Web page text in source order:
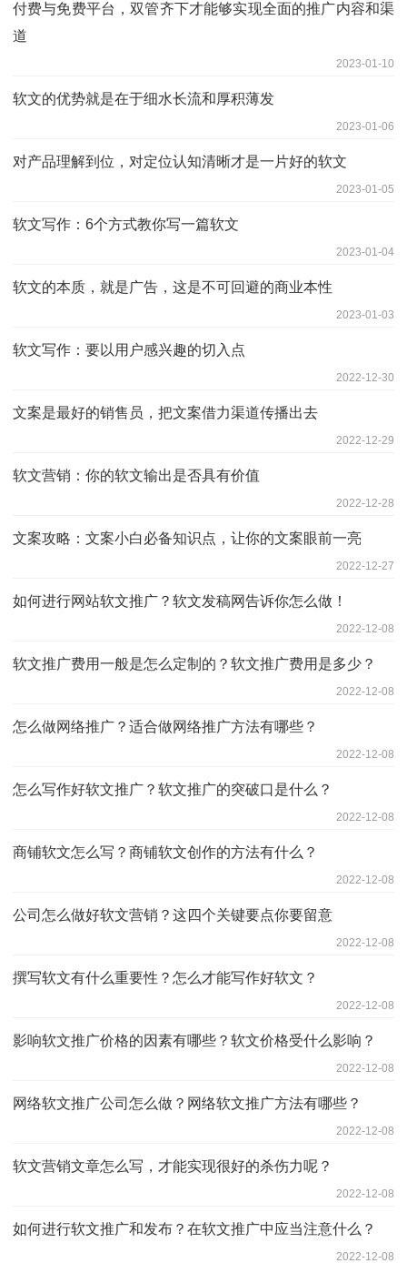
付费与免费平台，双管齐下才能够实现全面的推广内容和渠
道
2023-01-10
软文的优势就是在于细水长流和厚积薄发
2023-01-06
对产品理解到位，对定位认知清晰才是一片好的软文
2023-01-05
软文写作：6个方式教你写一篇软文
2023-01-04
软文的本质，就是广告，这是不可回避的商业本性
2023-01-03
软文写作：要以用户感兴趣的切入点
2022-12-30
文案是最好的销售员，把文案借力渠道传播出去
2022-12-29
软文营销：你的软文输出是否具有价值
2022-12-28
文案攻略：文案小白必备知识点，让你的文案眼前一亮
2022-12-27
如何进行网站软文推广？软文发稿网告诉你怎么做！
2022-12-08
软文推广费用一般是怎么定制的？软文推广费用是多少？
2022-12-08
怎么做网络推广？适合做网络推广方法有哪些？
2022-12-08
怎么写作好软文推广？软文推广的突破口是什么？
2022-12-08
商铺软文怎么写？商铺软文创作的方法有什么？
2022-12-08
公司怎么做好软文营销？这四个关键要点你要留意
2022-12-08
撰写软文有什么重要性？怎么才能写作好软文？
2022-12-08
影响软文推广价格的因素有哪些？软文价格受什么影响？
2022-12-08
网络软文推广公司怎么做？网络软文推广方法有哪些？
2022-12-08
软文营销文章怎么写，才能实现很好的杀伤力呢？
2022-12-08
如何进行软文推广和发布？在软文推广中应当注意什么？
2022-12-08